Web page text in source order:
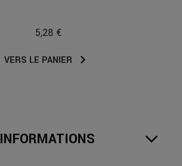
5,28 €
VERS LE PANIER
INFORMATIONS